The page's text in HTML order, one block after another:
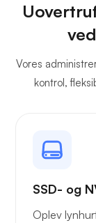
Vores
kontrol,
SSD- og
Oplev